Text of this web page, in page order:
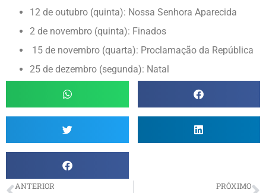
12 de outubro (quinta): Nossa Senhora Aparecida
2 de novembro (quinta): Finados
15 de novembro (quarta): Proclamação da República
25 de dezembro (segunda): Natal
ANTERIOR PRÓXIMO